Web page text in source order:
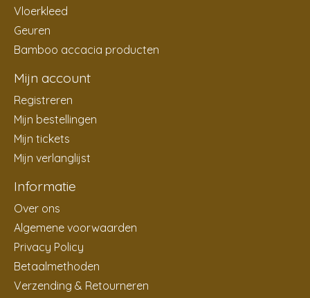
Vloerkleed
Geuren
Bamboo accacia producten
Mijn account
Registreren
Mijn bestellingen
Mijn tickets
Mijn verlanglijst
Informatie
Over ons
Algemene voorwaarden
Privacy Policy
Betaalmethoden
Verzending & Retourneren